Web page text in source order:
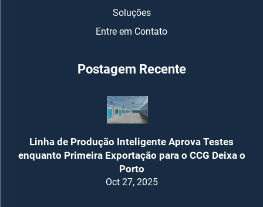
Soluções
Entre em Contato
Postagem Recente
Linha de Produção Inteligente Aprova Testes
enquanto Primeira Exportação para o CCG Deixa o
Porto
Oct 27, 2025